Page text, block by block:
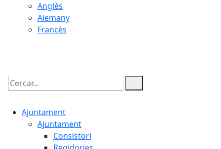
Anglès
Alemany
Francès
Cercar:
Ajuntament
Ajuntament
Consistori